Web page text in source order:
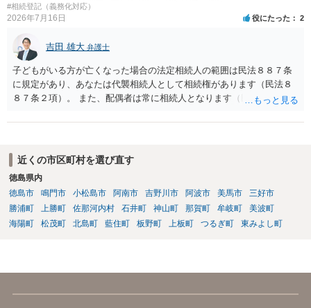
と拒否することはできます。理由を説明する必要はありません。
#相続登記（義務化対応）
2026年7月16日 役にたった 2
吉田 雄大 弁護士
子どもがいる方が亡くなった場合の法定相続人の範囲は民法８８７条
に規定があり、あなたは代襲相続人として相続権があります（民法８
８７条２項）。 また、配偶者は常に相続人となります（民法８９０
も相続権があります。つまり、孫５人に加えて「おじ又はおば」にも
近くの市区町村を選び直す
徳島県内
徳島市
鳴門市 小松島市 阿南市 吉野川市 阿波市 美馬市
三好市
勝浦町
上勝町 佐那河内村 石井町 神山町 那賀町 牟岐町
美波町
海陽町
松茂町 北島町 藍住町 板野町 上板町 つるぎ町 東みよし町